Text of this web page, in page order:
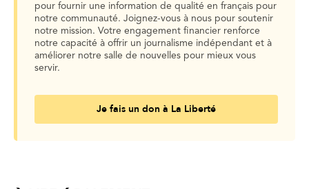
pour fournir une information de qualité en français pour
notre communauté. Joignez-vous à nous pour soutenir
notre mission. Votre engagement financier renforce
notre capacité à offrir un journalisme indépendant et à
améliorer notre salle de nouvelles pour mieux vous
servir.
Je fais un don à La Liberté